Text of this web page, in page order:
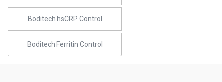
Boditech hsCRP Control
Boditech Ferritin Control